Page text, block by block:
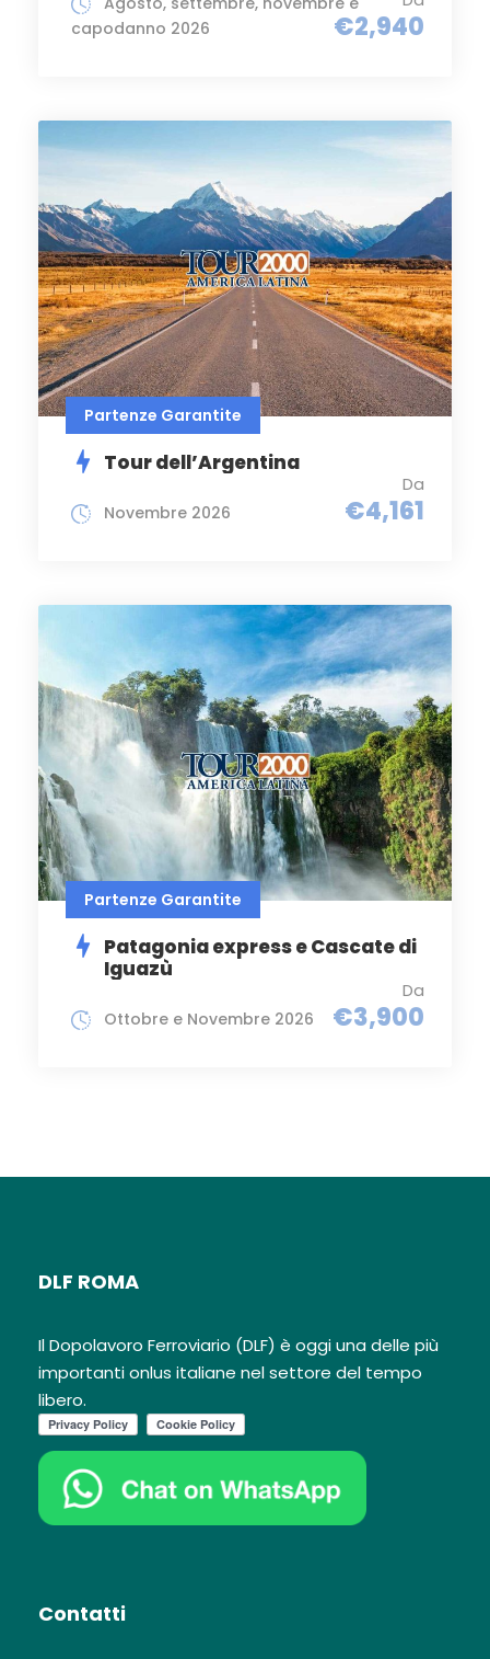
€2,940
capodanno 2026
Partenze Garantite
Tour dell’Argentina
Da
€4,161
Novembre 2026
Partenze Garantite
Patagonia express e Cascate di
Iguazù
Da
€3,900
Ottobre e Novembre 2026
DLF ROMA
Il Dopolavoro Ferroviario (DLF) è oggi una delle più
importanti onlus italiane nel settore del tempo
libero.
Contatti